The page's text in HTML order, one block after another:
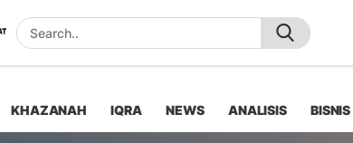
KHAZANAH IQRA NEWS ANALISIS